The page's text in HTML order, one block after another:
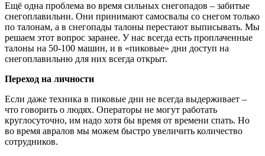
Ещё одна проблема во время сильных снегопадов – забитые
снегоплавильни. Они принимают самосвалы со снегом только
по талонам, а в снегопады талоны перестают выписывать. Мы
решаем этот вопрос заранее. У нас всегда есть проплаченные
талоны на 50-100 машин, и в «пиковые» дни доступ на
снегоплавильню для них всегда открыт.
Переход на личности
Если даже техника в пиковые дни не всегда выдерживает –
что говорить о людях. Операторы не могут работать
круглосуточно, им надо хотя бы время от времени спать. Но
во время авралов мы можем быстро увеличить количество
сотрудников.